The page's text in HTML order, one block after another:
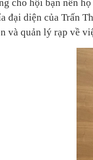
cho hội bạn nên
đại diện của Trấn
và quản lý rạp về